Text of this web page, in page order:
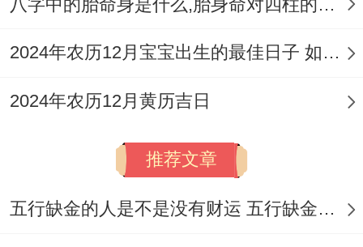
重点关注:农历六月二十六（参考阳历2026
年7月30日约）。
农历六月二十六的参照）的信息,在这一天是
「除执位」,但值神位「勾陈」，属于黑道
八字中的胎命身是什么,胎身命对四柱的影响
2024年农历12月宝宝出生的最佳日子 如何挑选适合的吉日
2024年农历12月黄历吉日
推荐文章
五行缺金的人是不是没有财运 五行缺金的人命运好不好